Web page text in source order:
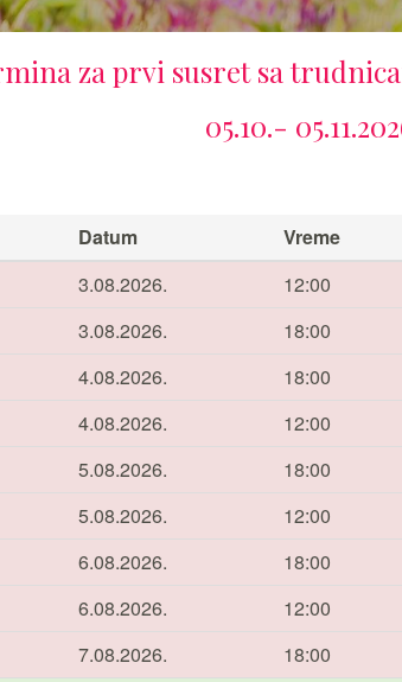
za prvi susret sa
05.10.-
Datum Vreme
3.08.2026. 12:00
3.08.2026. 18:00
4.08.2026. 18:00
4.08.2026. 12:00
5.08.2026. 18:00
5.08.2026. 12:00
6.08.2026. 18:00
6.08.2026. 12:00
7.08.2026. 18:00